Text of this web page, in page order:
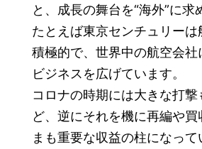
と、成長の舞台を“海外”に求
たとえば東京センチュリーは
積極的で、世界中の航空会社
ビジネスを広げています。
コロナの時期には大きな打
ど、逆にそれを機に再編や
まも重要な収益の柱になって